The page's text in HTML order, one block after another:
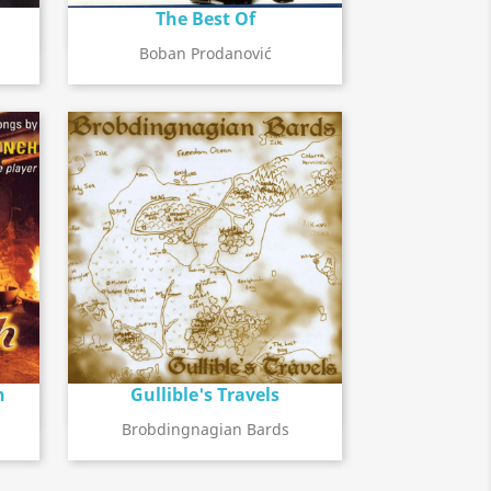
The Best Of
Boban Prodanović
Détail de l'album
Gullible's Travels
Brobdingnagian Bards
searchDétail de l'album